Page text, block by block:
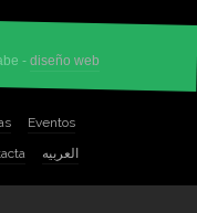
- diseño web
Eventos
العربيه